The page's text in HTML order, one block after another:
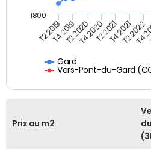
Gard
Vers-Pont-du-Gard
T2 2019T4 2019T2 2020T4 2020T2 2021T4 2021T2 2022
T4
1800
Prix au m2